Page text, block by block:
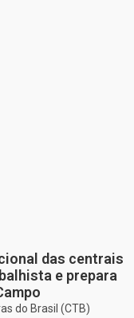
das centrais
e prepara
do Brasil (CTB)